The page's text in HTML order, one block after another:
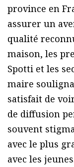
province en
assurer un
qualité
maison, les
Spotti et les
maire
satisfait de
de diffusion
souvent
avec le plus
avec les